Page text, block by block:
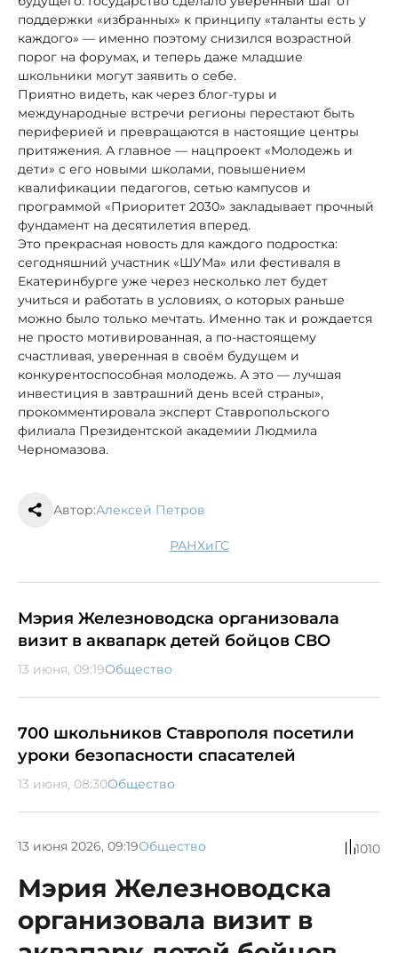
поддержки «избранных» к принципу «таланты есть у
каждого» — именно поэтому снизился возрастной
порог на форумах, и теперь даже младшие
школьники могут заявить о себе.
Приятно видеть, как через блог-туры и
международные встречи регионы перестают быть
периферией и превращаются в настоящие центры
притяжения. А главное — нацпроект «Молодежь и
дети» с его новыми школами, повышением
квалификации педагогов, сетью кампусов и
программой «Приоритет 2030» закладывает прочный
фундамент на десятилетия вперед.
Это прекрасная новость для каждого подростка:
сегодняшний участник «ШУМа» или фестиваля в
Екатеринбурге уже через несколько лет будет
учиться и работать в условиях, о которых раньше
можно было только мечтать. Именно так и рождается
не просто мотивированная, а по-настоящему
счастливая, уверенная в своём будущем и
конкурентоспособная молодежь. А это — лучшая
инвестиция в завтрашний день всей страны»,
прокомментировала эксперт Ставропольского
филиала Президентской академии Людмила
Черномазова.
Автор:Алексей Петров
РАНХиГС
Мэрия Железноводска организовала
визит в аквапарк детей бойцов СВО
13 июня, 09:19Общество
700 школьников Ставрополя посетили
уроки безопасности спасателей
13 июня, 08:30Общество
13 июня 2026, 09:19Общество 1010
Мэрия Железноводска
организовала визит в